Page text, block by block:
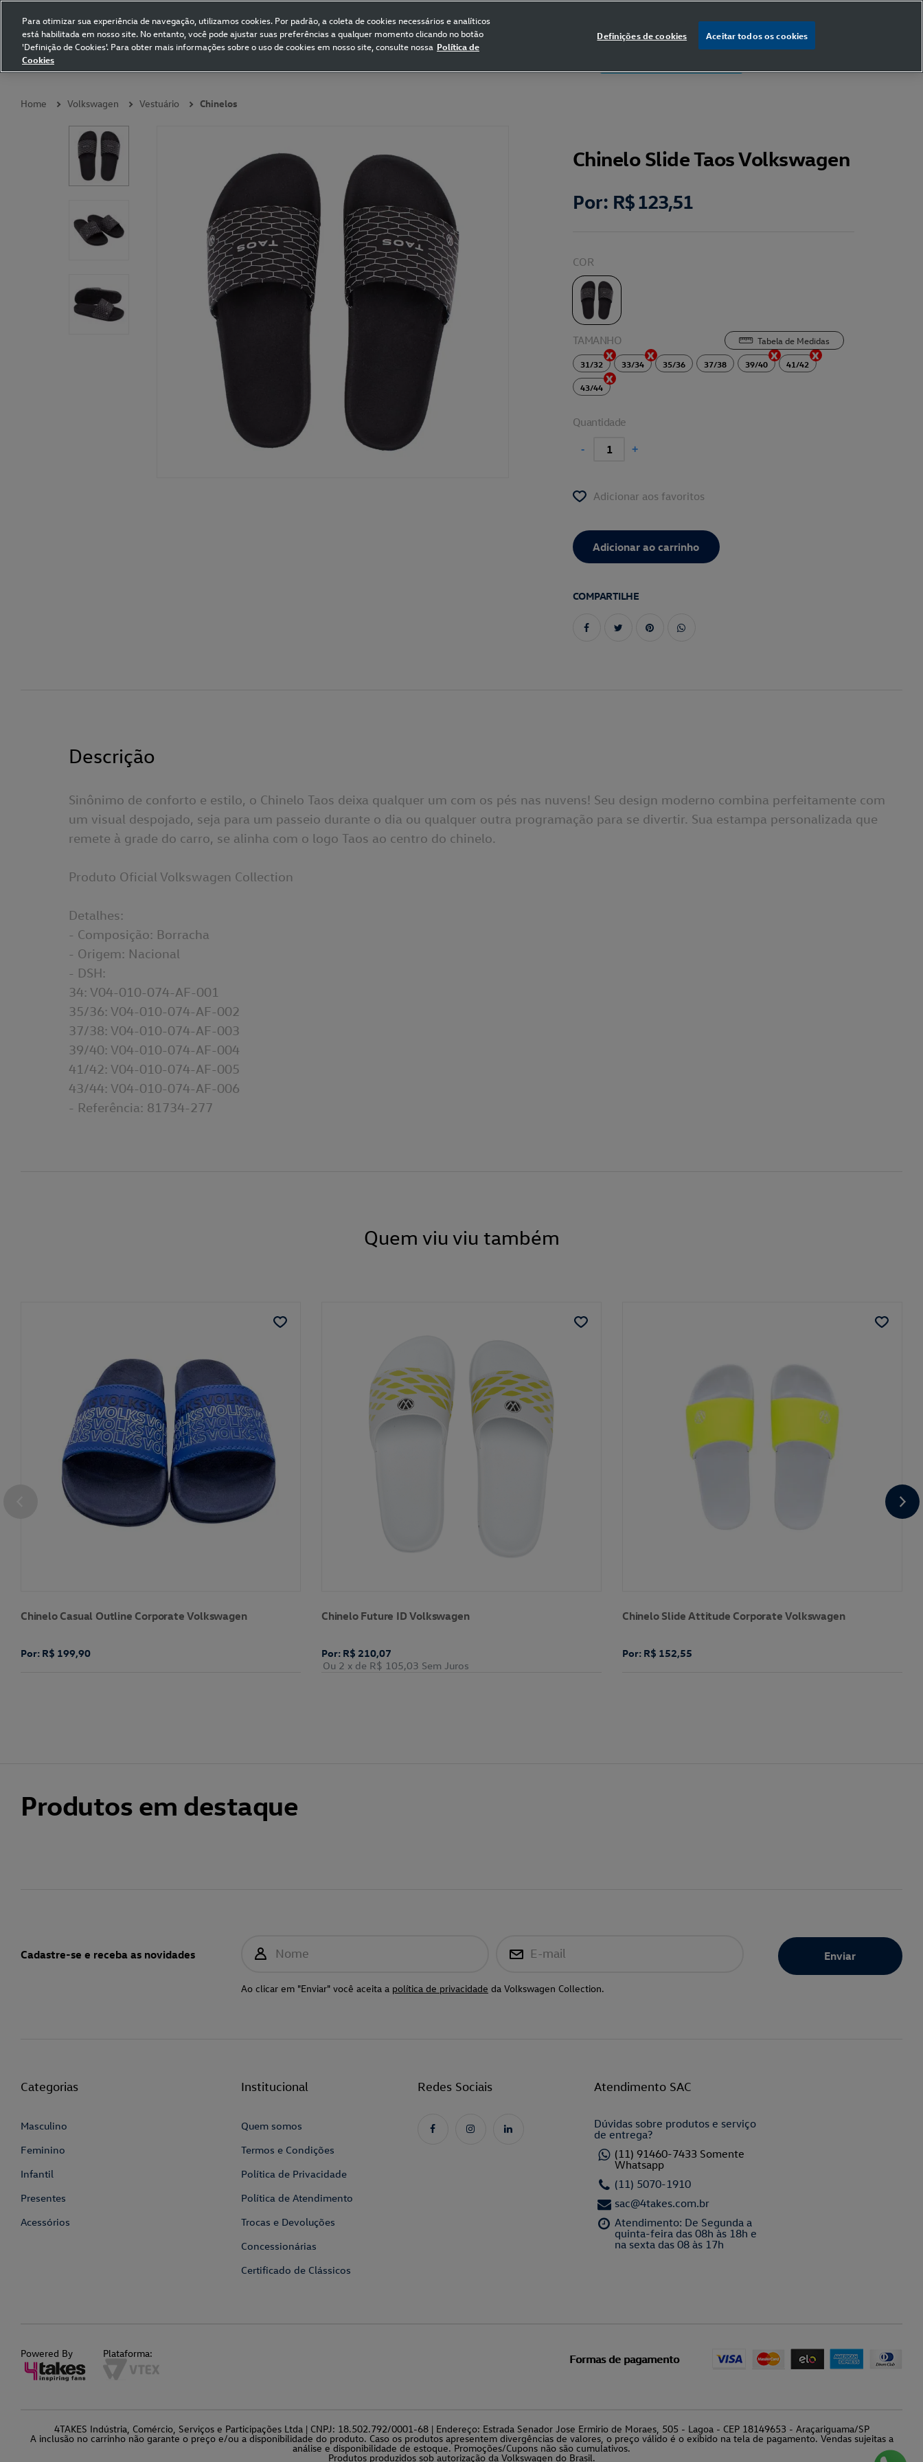
Volkswagen Collection
Coleções
Home Volkswagen Vestuário Chinelos
Chinelo Slide Taos Volkswagen
Por: R$ 123,51
COR
Tabela de Medidas
TAMANHO
31/32 33/34 35/36 37/38 39/40 41/42
43/44
Quantidade
- +
Adicionar aos favoritos
COMPARTILHE
Descrição
Sinônimo de conforto e estilo, o Chinelo Taos deixa qualquer um com os pés nas nuvens! Seu design moderno combina perfeitamente com
um visual despojado, seja para um passeio durante o dia ou qualquer outra programação para se divertir. Sua estampa personalizada que
remete à grade do carro, se alinha com o logo Taos ao centro do chinelo.
Produto Oficial Volkswagen Collection
Detalhes:
- Composição: Borracha
- Origem: Nacional
- DSH:
34: V04-010-074-AF-001
35/36: V04-010-074-AF-002
37/38: V04-010-074-AF-003
39/40: V04-010-074-AF-004
41/42: V04-010-074-AF-005
43/44: V04-010-074-AF-006
- Referência: 81734-277
Quem viu viu também
Chinelo Casual Outline Corporate Volkswagen
Por: R$ 199,90
Chinelo Future ID Volkswagen
Por: R$ 210,07
Ou 2 x de R$ 105,03 Sem Juros
Chinelo Slide Attitude Corporate Volkswagen
Por: R$ 152,55
Produtos em destaque
Cadastre-se e receba as novidades Nome E-mail
Ao clicar em "Enviar" você aceita a política de privacidade da Volkswagen Collection.
Categorias
Masculino
Feminino
Infantil
Presentes
Acessórios
Institucional
Quem somos
Termos e Condições
Política de Privacidade
Política de Atendimento
Trocas e Devoluções
Concessionárias
Certificado de Clássicos
Redes Sociais Atendimento SAC
Dúvidas sobre produtos e serviço
de entrega?
(11) 91460-7433 Somente
Whatsapp
(11) 5070-1910
sac@4takes.com.br
Atendimento: De Segunda a
quinta-feira das 08h às 18h e
na sexta das 08 às 17h
Powered By Plataforma: Formas de pagamento
4TAKES Indústria, Comércio, Serviços e Participações Ltda | CNPJ: 18.502.792/0001-68 | Endereço: Estrada Senador Jose Ermirio de Moraes, 505 - Lagoa - CEP 18149653 - Araçariguama/SP
A inclusão no carrinho não garante o preço e/ou a disponibilidade do produto. Caso os produtos apresentem divergências de valores, o preço válido é o exibido na tela de pagamento. Vendas sujeitas a
análise e disponibilidade de estoque. Promoções/Cupons não são cumulativos.
Produtos produzidos sob autorização da Volkswagen do Brasil.
Para otimizar sua experiência de navegação, utilizamos cookies. Por padrão, a coleta de cookies necessários e analíticos
está habilitada em nosso site. No entanto, você pode ajustar suas preferências a qualquer momento clicando no botão
'Definição de Cookies'. Para obter mais informações sobre o uso de cookies em nosso site, consulte nossa Política de
Cookies
Definições de cookies Aceitar todos os cookies